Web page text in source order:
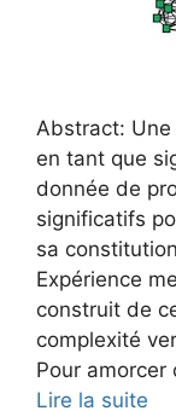
Abstract:
en tant que
donnée de
significatifs
sa
Expérience
construit de
complexité
Pour
Lire la suite